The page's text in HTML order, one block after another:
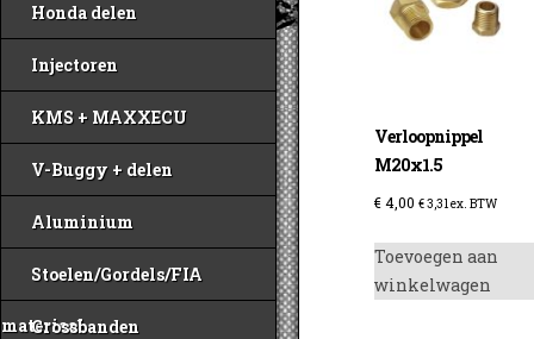
Honda delen
Injectoren
KMS + MAXXECU
V-Buggy + delen
Aluminium
Stoelen/Gordels/FIA
materiaal
Crossbanden
Verloopnippel
M20x1.5
€4,00 €3,31ex. BTW
Toevoegen aan
winkelwagen